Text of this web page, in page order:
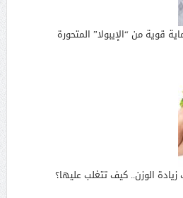
قوية من “الإيبولا” المتحورة
الوزن.. كيف تتغلب عليها؟